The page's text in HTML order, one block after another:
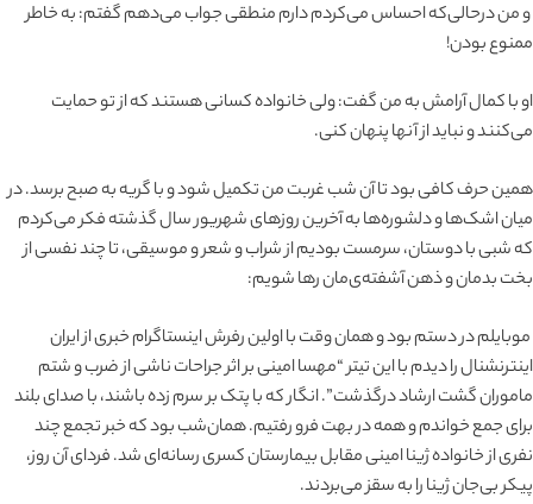
و من درحالی‌که احساس می‌کردم دارم منطقی جواب می‌دهم گفتم: به خاطر
ممنوع بودن!
او با کمال آرامش به من گفت: ولی خانواده کسانی هستند که از تو حمایت
می‌کنند و نباید از آنها پنهان کنی.
همین حرف کافی بود تا آن شب غربت من تکمیل شود و با گریه به صبح برسد. در
میان اشک‌ها و دلشوره‌ها به آخرین روزهای شهریور سال گذشته فکر می‌کردم
که شبی با دوستان، سرمست بودیم از شراب و شعر و موسیقی، تا چند نفسی از
بخت بدمان و ذهن آشفته‌ی‌‌مان رها شویم:
موبایلم در دستم بود و همان وقت با اولین رفرش اینستاگرام خبری از ایران
اینترنشنال را دیدم با این تیتر “مهسا امینی بر اثر جراحات ناشی از ضرب و شتم
ماموران گشت ارشاد درگذشت”. انگار که با پتک بر سرم زده‌ باشند، با صدای بلند
برای جمع خواندم و همه در بهت فرو رفتیم. همان‌شب بود که خبر تجمع چند
نفری از خانواده ژینا امینی مقابل بیمارستان کسری رسانه‌ای شد. فردای آن روز،
پیکر بی‌جان ژینا را به سقز می‌بردند.